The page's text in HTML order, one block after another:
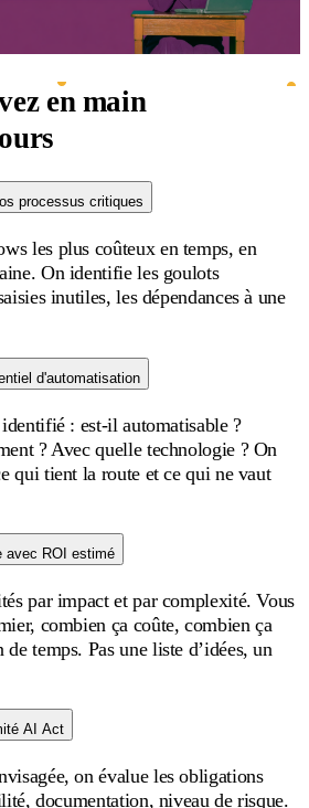
en main
processus critiques
les plus coûteux en temps, en
On identifie les goulots
inutiles, les dépendances à une
d'automatisation
: est-il automatisable ?
? Avec quelle technologie ? On
qui tient la route et ce qui ne vaut
avec ROI estimé
par impact et par complexité. Vous
combien ça coûte, combien ça
temps. Pas une liste d’idées, un
AI Act
on évalue les obligations
documentation, niveau de risque.